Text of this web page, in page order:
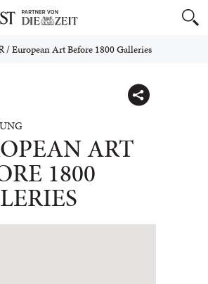
/European Art Before 1800 Galleries
ART
1800